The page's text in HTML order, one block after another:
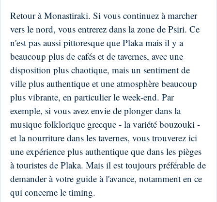
Retour à Monastiraki. Si vous continuez à marcher
vers le nord, vous entrerez dans la zone de Psiri. Ce
n'est pas aussi pittoresque que Plaka mais il y a
beaucoup plus de cafés et de tavernes, avec une
disposition plus chaotique, mais un sentiment de
ville plus authentique et une atmosphère beaucoup
plus vibrante, en particulier le week-end. Par
exemple, si vous avez envie de plonger dans la
musique folklorique grecque - la variété bouzouki -
et la nourriture dans les tavernes, vous trouverez ici
une expérience plus authentique que dans les pièges
à touristes de Plaka. Mais il est toujours préférable de
demander à votre guide à l'avance, notamment en ce
qui concerne le timing.